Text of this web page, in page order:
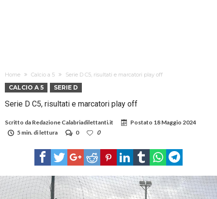
Home Calcio a 5 Serie D C5, risultati e marcatori play off
CALCIO A 5 SERIE D
Serie D C5, risultati e marcatori play off
Scritto da Redazione Calabriadilettanti.it Postato 18 Maggio 2024
5 min. di lettura
0 0